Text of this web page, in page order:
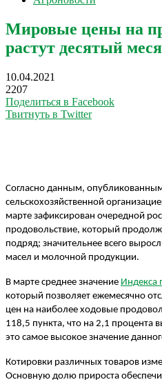
Мировые цены на
растут десятый
10.04.2021
2207
Поделиться в Facebook
Твитнуть в Twitter
Согласно данным,
сельскохозяйственной
марте зафиксирован очередной
продовольствие, который
подряд; значительнее всего
масел и молочной продукции.
В марте среднее значение Индекса
который позволяет ежемесячно
цен на наиболее ходовые
118,5 пункта, что на 2,1 процента
это самое высокое значение
Котировки различных товаров
Основную долю прироста